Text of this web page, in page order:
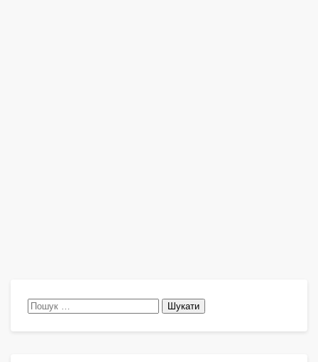
Пошук: